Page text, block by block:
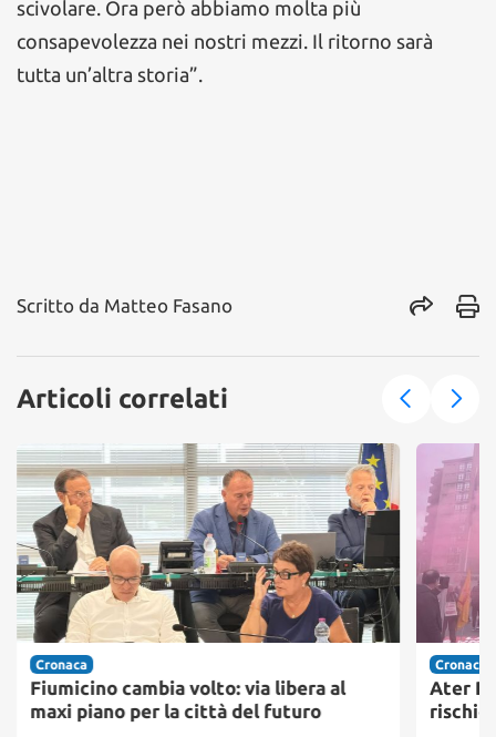
scivolare. Ora però abbiamo molta più
consapevolezza nei nostri mezzi. Il ritorno sarà
tutta un’altra storia”.
Scritto da Matteo Fasano
Articoli correlati
Cronaca
Fiumicino cambia volto: via libera al
maxi piano per la città del futuro
Cronaca
Ater
rischio